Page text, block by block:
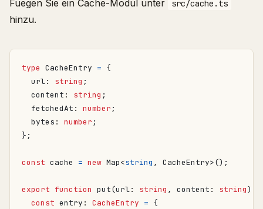
Fuegen Sie ein Cache-Modul unter src/cache.ts
hinzu.
type CacheEntry = {
url: string ;
content : string ;
fetchedAt : number ;
bytes : number ;
};
const cache = new Map<string , CacheEntry>();
export function put(url: string , content : string)
const entry : CacheEntry = {